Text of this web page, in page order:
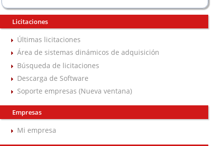
Licitaciones
Últimas licitaciones
Área de sistemas dinámicos de adquisición
Búsqueda de licitaciones
Descarga de Software
Soporte empresas (Nueva ventana)
Empresas
Mi empresa